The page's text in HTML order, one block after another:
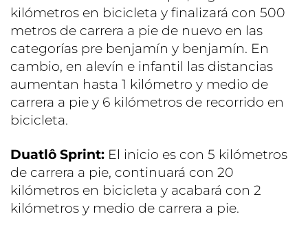
kilómetros en bicicleta y finalizará con 500
metros de carrera a pie de nuevo en las
categorías pre benjamín y benjamín. En
cambio, en alevín e infantil las distancias
aumentan hasta 1 kilómetro y medio de
carrera a pie y 6 kilómetros de recorrido en
bicicleta.
Duatlô Sprint: El inicio es con 5 kilómetros
de carrera a pie, continuará con 20
kilómetros en bicicleta y acabará con 2
kilómetros y medio de carrera a pie.